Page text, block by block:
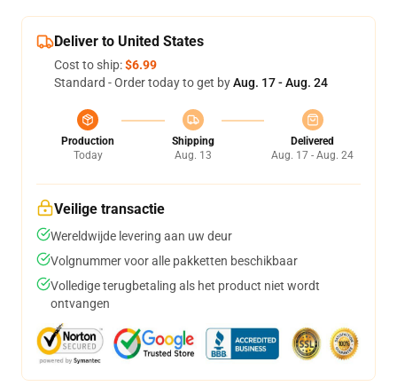
Deliver to United States
Cost to ship:$6.99
Standard - Order today to get byAug. 17 - Aug. 24
Production
Today
Shipping
Aug. 13
Delivered
Aug. 17 - Aug. 24
Veilige transactie
Wereldwijde levering aan uw deur
Volgnummer voor alle pakketten beschikbaar
Volledige terugbetaling als het product niet wordt
ontvangen